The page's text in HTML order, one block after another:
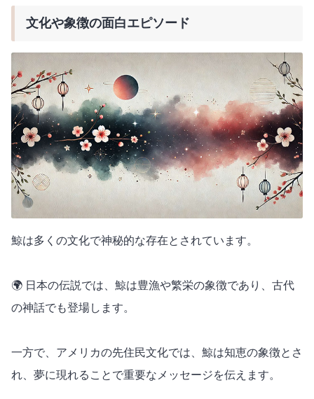
文化や象徴の面白エピソード
鯨は多くの文化で神秘的な存在とされています。
🌍 日本の伝説では、鯨は豊漁や繁栄の象徴であり、古代
の神話でも登場します。
一方で、アメリカの先住民文化では、鯨は知恵の象徴とさ
れ、夢に現れることで重要なメッセージを伝えます。